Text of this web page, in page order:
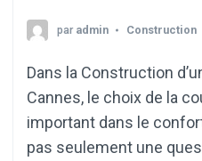
par admin Construction
Dans la Construction
Cannes, le choix de la
important dans le
pas seulement une